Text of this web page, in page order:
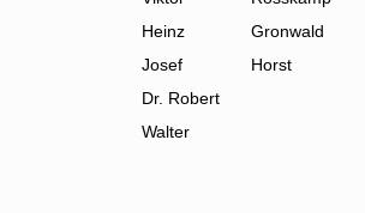
Heinz
Josef
Dr. Robert
Walter
Gronwald
Horst